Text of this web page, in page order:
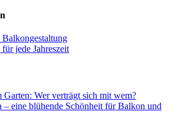
Balkongestaltung
jede Jahreszeit
Wer verträgt sich mit wem?
– eine blühende Schönheit für Balkon und